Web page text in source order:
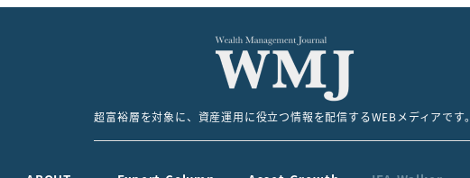
超富裕層を対象に、資産運用に役立つ情報を配信するWEBメディアです。